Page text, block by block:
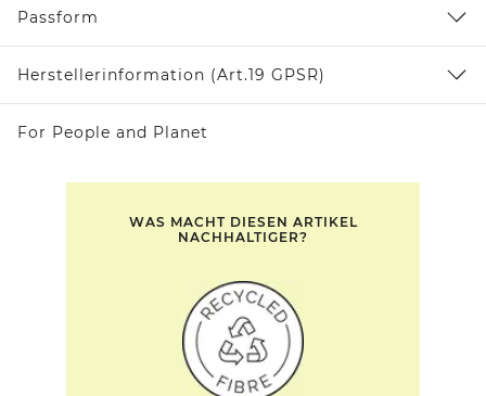
Passform
Herstellerinformation (Art.19 GPSR)
For People and Planet
WAS MACHT DIESEN ARTIKEL
NACHHALTIGER?